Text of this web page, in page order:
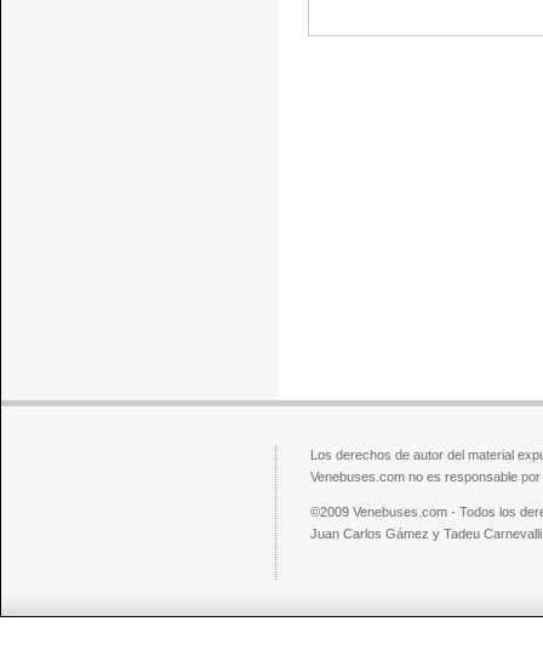
Los derechos de autor del material
Venebuses.com no es responsable
©2009 Venebuses.com - Todos los
Juan Carlos Gámez y Tadeu Carnevalli